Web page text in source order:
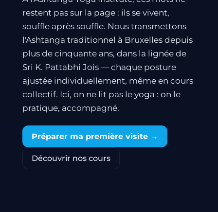
restent pas sur la page : ils se vivent,
souffle après souffle. Nous transmettons
l'Ashtanga traditionnel à Bruxelles depuis
plus de cinquante ans, dans la lignée de
Sri K. Pattabhi Jois — chaque posture
ajustée individuellement, même en cours
collectif. Ici, on ne lit pas le yoga : on le
pratique, accompagné.
Préparer ma première visite →
Découvrir nos cours